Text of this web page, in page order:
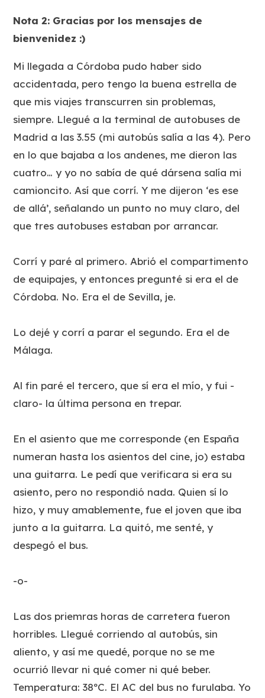
Nota 2: Gracias por los mensajes de
bienvenidez :)
Mi llegada a Córdoba pudo haber sido
accidentada, pero tengo la buena estrella de
que mis viajes transcurren sin problemas,
siempre. Llegué a la terminal de autobuses de
Madrid a las 3.55 (mi autobús salía a las 4). Pero
en lo que bajaba a los andenes, me dieron las
cuatro… y yo no sabía de qué dársena salía mi
camioncito. Así que corrí. Y me dijeron ‘es ese
de allá’, señalando un punto no muy claro, del
que tres autobuses estaban por arrancar.
Corrí y paré al primero. Abrió el compartimento
de equipajes, y entonces pregunté si era el de
Córdoba. No. Era el de Sevilla, je.
Lo dejé y corrí a parar el segundo. Era el de
Málaga.
Al fin paré el tercero, que sí era el mío, y fui -
claro- la última persona en trepar.
En el asiento que me corresponde (en España
numeran hasta los asientos del cine, jo) estaba
una guitarra. Le pedí que verificara si era su
asiento, pero no respondió nada. Quien sí lo
hizo, y muy amablemente, fue el joven que iba
junto a la guitarra. La quitó, me senté, y
despegó el bus.
-o-
Las dos priemras horas de carretera fueron
horribles. Llegué corriendo al autobús, sin
aliento, y así me quedé, porque no se me
ocurrió llevar ni qué comer ni qué beber.
Temperatura: 38ºC. El AC del bus no furulaba. Yo